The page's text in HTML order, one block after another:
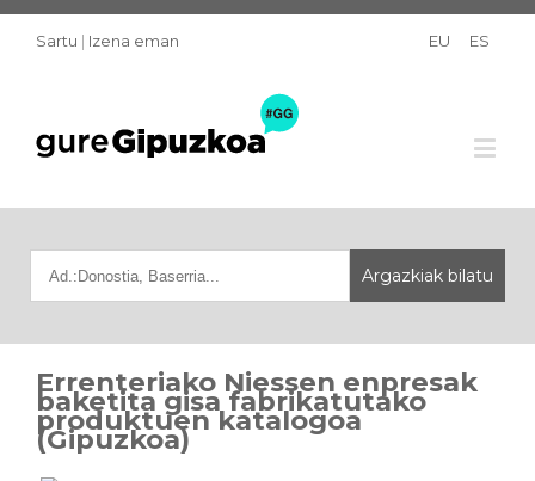
Sartu | Izena eman EU ES
Errenteriako Niessen enpresak
baketita gisa fabrikatutako
produktuen katalogoa
(Gipuzkoa)